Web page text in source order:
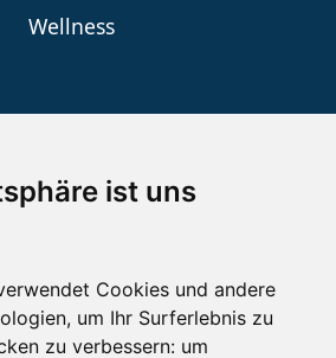
ist uns
Cookies und andere
um Ihr Surferlebnis zu
zu verbessern: um
Wellness
Ski APP für iOS und Android - Ein
und Schneefreaks!